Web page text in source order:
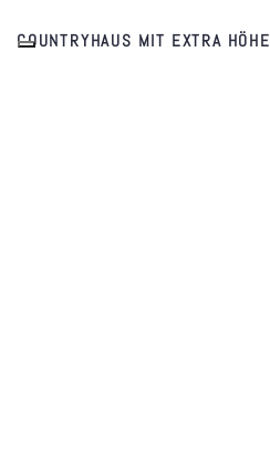
COUNTRYHAUS MIT EXTRA HÖHE